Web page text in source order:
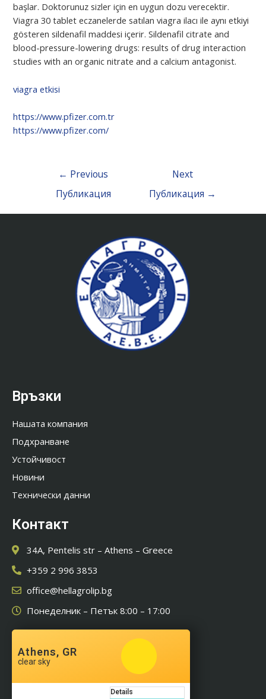
başlar. Doktorunuz sizler için en uygun dozu verecektir.
Viagra 30 tablet eczanelerde satılan viagra ilacı ile aynı etkiyi
gösteren sildenafil maddesi içerir. Sildenafil citrate and
blood-pressure-lowering drugs: results of drug interaction
studies with an organic nitrate and a calcium antagonist.
viagra etkisi
https://www.pfizer.com.tr
https://www.pfizer.com/
← Previous
Публикация
Next
Публикация →
Връзки
Нашата компания
Подхранване
Устойчивост
Новини
Технически данни
Контакт
34A, Pentelis str – Athens – Greece
+359 2 996 3853
office@hellagrolip.bg
Понеделник – Петък 8:00 – 17:00
Athens, GR
clear sky
Details